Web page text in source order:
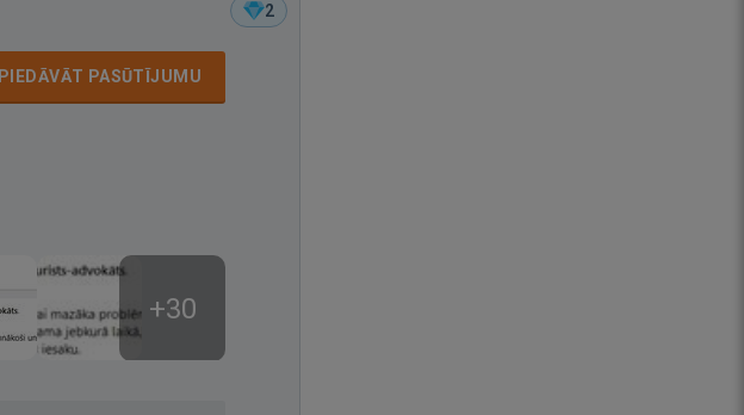
2
PIEDĀVĀT PASŪTĪJUMU
+30